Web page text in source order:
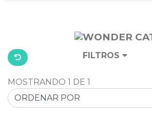
FILTROS
MOSTRANDO 1 DE 1